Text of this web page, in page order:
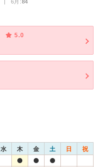
| 6月:84
5.0
水 木 金 土 日 祝